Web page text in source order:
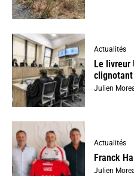
Actualités
Le
clignotant
Julien
Actualités
Franck
Julien